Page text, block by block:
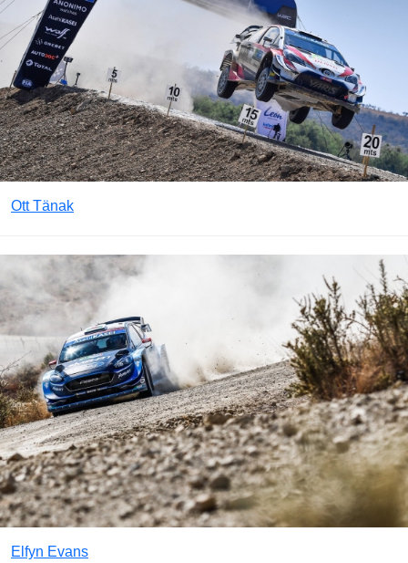
Ott Tänak
Elfyn Evans